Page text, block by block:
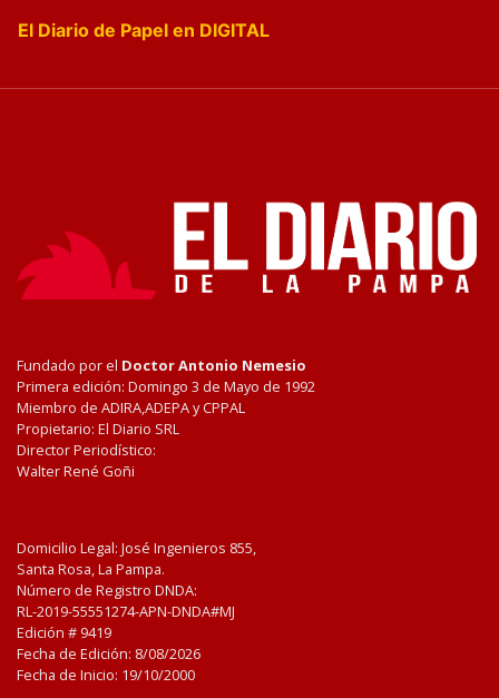
El Diario de Papel en DIGITAL
Fundado por el Doctor Antonio Nemesio
Primera edición: Domingo 3 de Mayo de 1992
Miembro de ADIRA,ADEPA y CPPAL
Propietario: El Diario SRL
Director Periodístico:
Walter René Goñi
Domicilio Legal: José Ingenieros 855,
Santa Rosa, La Pampa.
Número de Registro DNDA:
RL-2019-55551274-APN-DNDA#MJ
Edición # 9419
Fecha de Edición: 8/08/2026
Fecha de Inicio: 19/10/2000